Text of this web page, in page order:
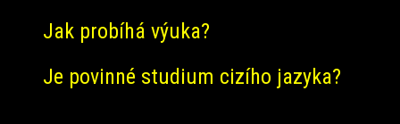
Jak probíhá výuka?
Je povinné studium cizího jazyka?